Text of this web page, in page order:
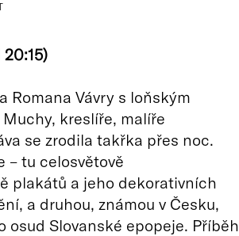
Romana Vávry s loňským
kreslíře, malíře
se zrodila takřka přes noc.
– tu celosvětově
plakátů a jeho dekorativních
a druhou, známou v Česku,
osud Slovanské epopeje. Příběh